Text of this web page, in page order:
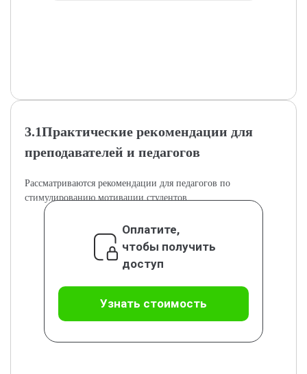
3.1Практические рекомендации для
преподавателей и педагогов
Рассматриваются рекомендации для педагогов по
стимулированию мотивации студентов.
Оплатите,
чтобы получить
доступ
Узнать стоимость